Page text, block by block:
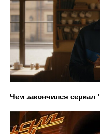
Чем закончился